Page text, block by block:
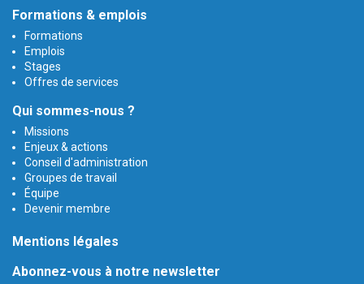
Formations & emplois
Formations
Emplois
Stages
Offres de services
Qui sommes-nous ?
Missions
Enjeux & actions
Conseil d'administration
Groupes de travail
Équipe
Devenir membre
Mentions légales
Abonnez-vous à notre newsletter